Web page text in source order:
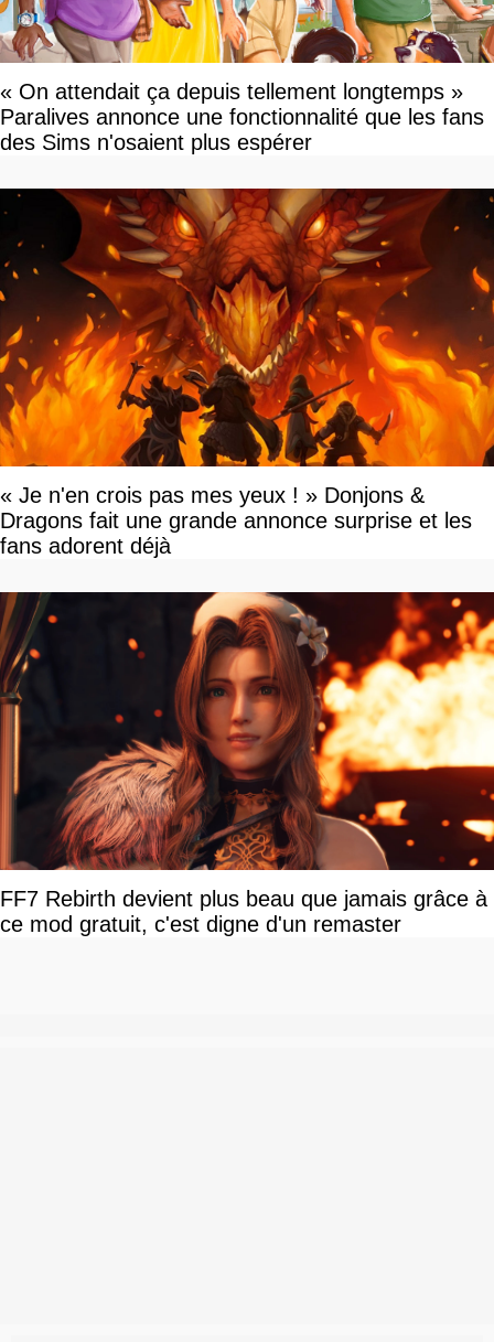
« On attendait ça depuis tellement longtemps »
Paralives annonce une fonctionnalité que les fans
des Sims n'osaient plus espérer
« Je n'en crois pas mes yeux ! » Donjons &
Dragons fait une grande annonce surprise et les
fans adorent déjà
FF7 Rebirth devient plus beau que jamais grâce à
ce mod gratuit, c'est digne d'un remaster